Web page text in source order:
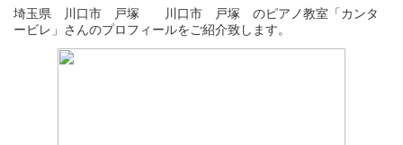
埼玉県 川口市 戸塚 川口市 戸塚 のピアノ教室「カンタ
ービレ」さんのプロフィールをご紹介致します。